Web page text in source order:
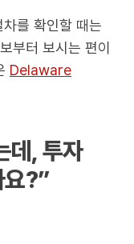
를 확인할 때는
부터 보시는 편이
Delaware
데, 투자
요?”